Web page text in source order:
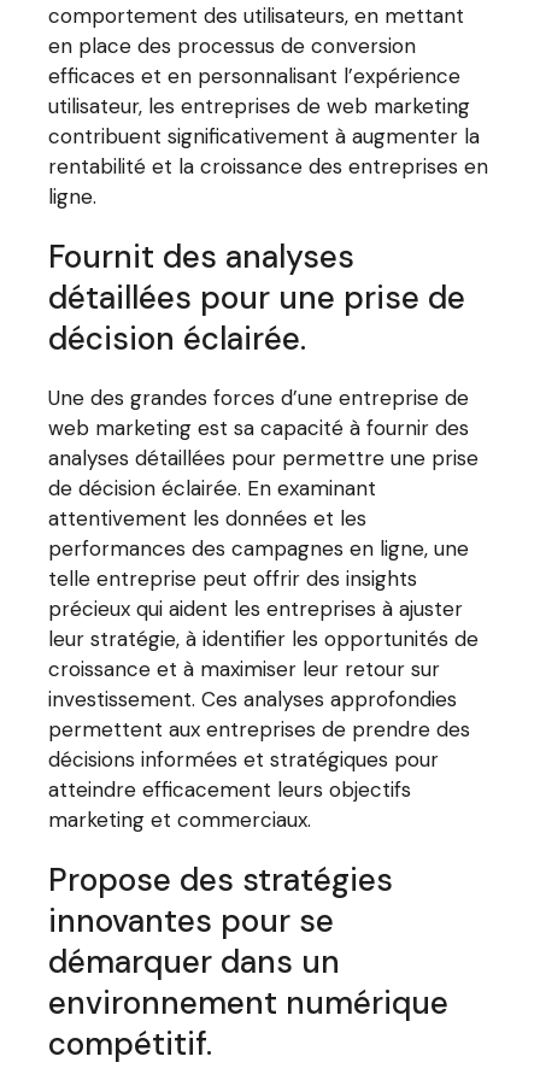
comportement des utilisateurs, en mettant
en place des processus de conversion
efficaces et en personnalisant l’expérience
utilisateur, les entreprises de web marketing
contribuent significativement à augmenter la
rentabilité et la croissance des entreprises en
ligne.
Fournit des analyses
détaillées pour une prise de
décision éclairée.
Une des grandes forces d’une entreprise de
web marketing est sa capacité à fournir des
analyses détaillées pour permettre une prise
de décision éclairée. En examinant
attentivement les données et les
performances des campagnes en ligne, une
telle entreprise peut offrir des insights
précieux qui aident les entreprises à ajuster
leur stratégie, à identifier les opportunités de
croissance et à maximiser leur retour sur
investissement. Ces analyses approfondies
permettent aux entreprises de prendre des
décisions informées et stratégiques pour
atteindre efficacement leurs objectifs
marketing et commerciaux.
Propose des stratégies
innovantes pour se
démarquer dans un
environnement numérique
compétitif.